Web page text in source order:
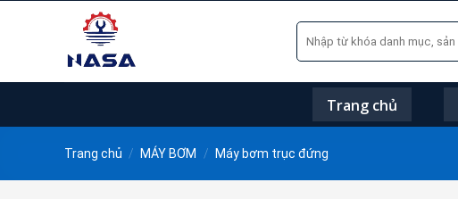
Tìm
kiếm:
Trang chủ
Trang chủ / MÁY BƠM / Máy bơm trục đứng